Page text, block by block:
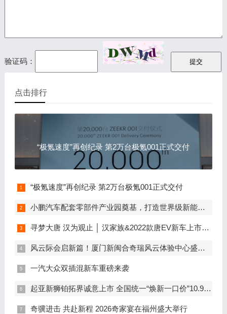
验证码：
点击排行
“极氪速度”再创纪录 第2万台极氪001正式交付
“极氪速度”再创纪录 第2万台极氪001正式交付
小鹏汽车配套零部件产业园奠基，打造世界级新能源智能汽车集群
寻梦大唐 汉为观止 │ 汉家族&2022款唐EV新车上市发布会，敬请期待！
风云际会启新篇！厦门新闽合奇瑞风云体验中心盛大开业
一汽大众双插混新车重磅来袭
起亚新狮铂拓界诚意上市 全国统一“焕新一口价”10.99万元起
奇骥进击 共赴新程 2026奇家宴在福州盛大举行